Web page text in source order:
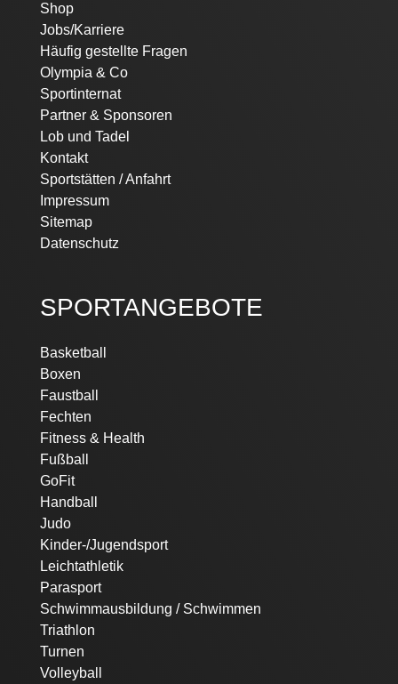
Shop
Jobs/Karriere
Häufig gestellte Fragen
Olympia & Co
Sportinternat
Partner & Sponsoren
Lob und Tadel
Kontakt
Sportstätten / Anfahrt
Impressum
Sitemap
Datenschutz
SPORTANGEBOTE
Navigation
überspringen
Basketball
Boxen
Faustball
Fechten
Fitness & Health
Fußball
GoFit
Handball
Judo
Kinder-/Jugendsport
Leichtathletik
Parasport
Schwimmausbildung / Schwimmen
Triathlon
Turnen
Volleyball